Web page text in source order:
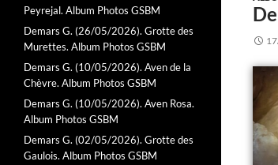
Peyrejal. Album Photos GSBM
Demars G. (26/05/2026). Grotte des
Murettes. Album Photos GSBM
Demars G. (10/05/2026). Aven de la
Chèvre. Album Photos GSBM
Demars G. (10/05/2026). Aven Rosa.
Album Photos GSBM
Demars G. (02/05/2026). Grotte des
Gaulois. Album Photos GSBM